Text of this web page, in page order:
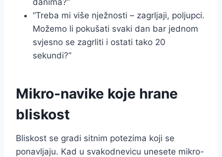
“Treba mi više nježnosti – zagrljaji, poljupci.
Možemo li pokušati svaki dan bar jednom
svjesno se zagrliti i ostati tako 20
sekundi?”
Mikro-navike koje hrane
bliskost
Bliskost se gradi sitnim potezima koji se
ponavljaju. Kad u svakodnevicu unesete mikro-